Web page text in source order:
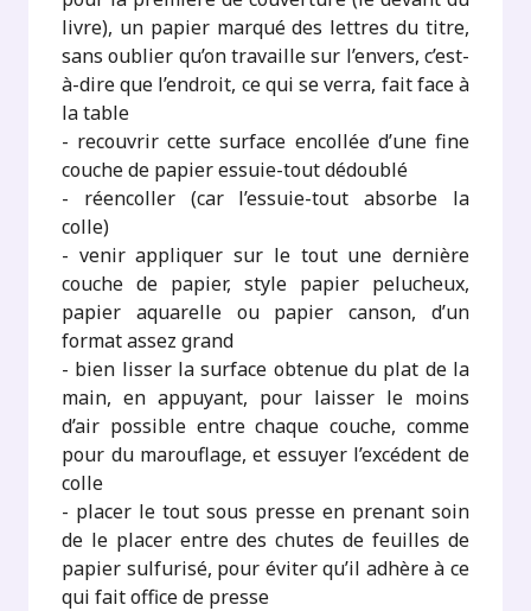
livre), un papier marqué des lettres du titre,
sans oublier qu’on travaille sur l’envers, c’est-
à-dire que l’endroit, ce qui se verra, fait face à
la table
- recouvrir cette surface encollée d’une fine
couche de papier essuie-tout dédoublé
- réencoller (car l’essuie-tout absorbe la
colle)
- venir appliquer sur le tout une dernière
couche de papier, style papier pelucheux,
papier aquarelle ou papier canson, d’un
format assez grand
- bien lisser la surface obtenue du plat de la
main, en appuyant, pour laisser le moins
d’air possible entre chaque couche, comme
pour du marouflage, et essuyer l’excédent de
colle
- placer le tout sous presse en prenant soin
de le placer entre des chutes de feuilles de
papier sulfurisé, pour éviter qu’il adhère à ce
qui fait office de presse